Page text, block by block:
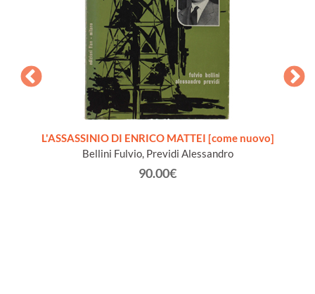
L'ASSASSINIO DI ENRICO MATTEI [come nuovo]
Bellini Fulvio, Previdi Alessandro
90.00€